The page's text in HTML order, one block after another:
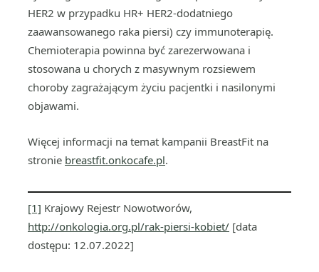
HER2 w przypadku HR+ HER2-dodatniego
zaawansowanego raka piersi) czy immunoterapię.
Chemioterapia powinna być zarezerwowana i
stosowana u chorych z masywnym rozsiewem
choroby zagrażającym życiu pacjentki i nasilonymi
objawami.
Więcej informacji na temat kampanii BreastFit na
stronie breastfit.onkocafe.pl.
[1] Krajowy Rejestr Nowotworów,
http://onkologia.org.pl/rak-piersi-kobiet/ [data
dostępu: 12.07.2022]